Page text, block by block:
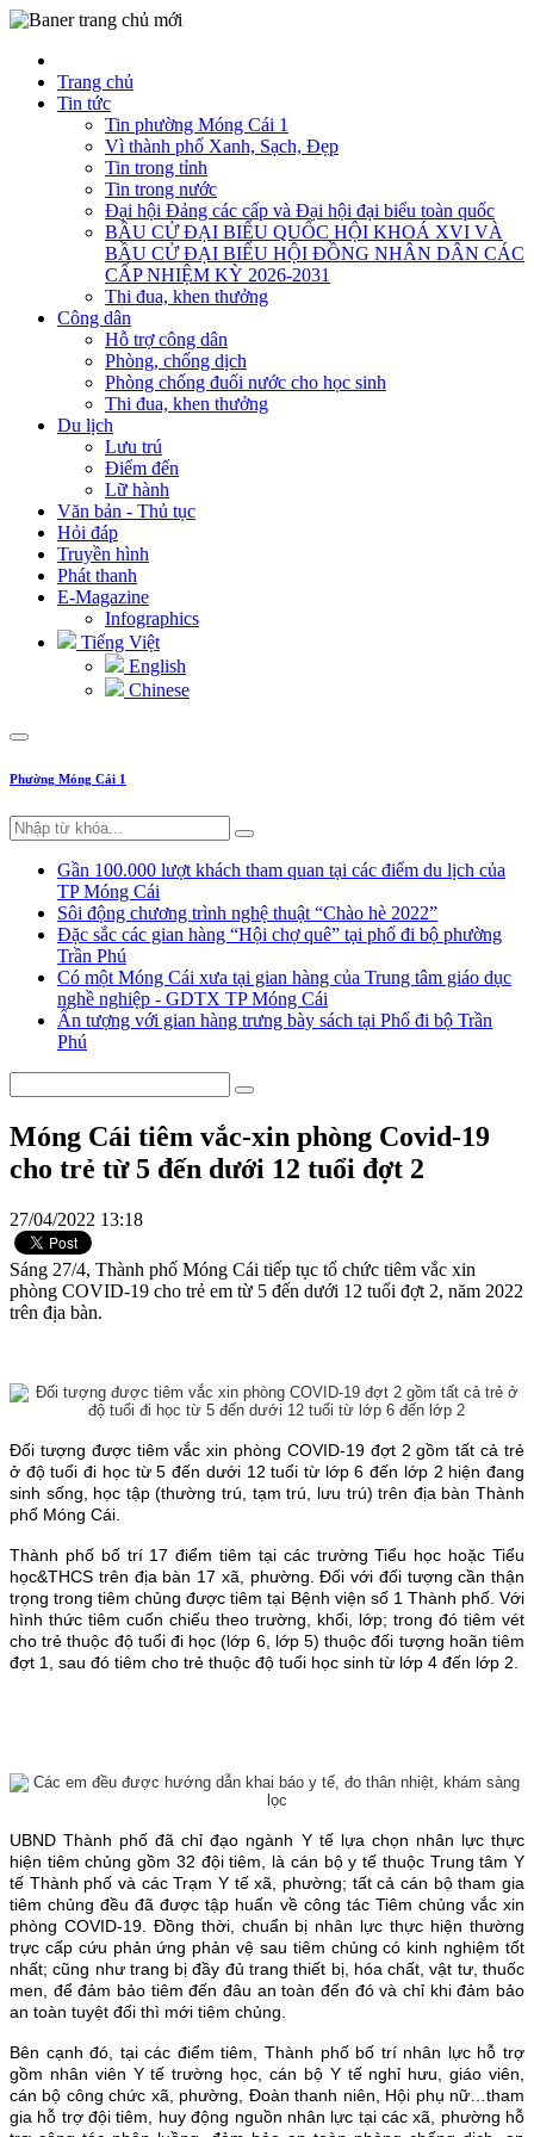
Trang chủ
Tin tức
Tin phường Móng Cái 1
Vì thành phố Xanh, Sạch, Đẹp
Tin trong tỉnh
Tin trong nước
Đại hội Đảng các cấp và Đại hội đại biểu toàn quốc
BẦU CỬ ĐẠI BIỂU QUỐC HỘI KHOÁ XVI VÀ
BẦU CỬ ĐẠI BIỂU HỘI ĐỒNG NHÂN DÂN CÁC
CẤP NHIỆM KỲ 2026-2031
Thi đua, khen thưởng
Công dân
Hỗ trợ công dân
Phòng, chống dịch
Phòng chống đuối nước cho học sinh
Thi đua, khen thưởng
Du lịch
Lưu trú
Điểm đến
Lữ hành
Văn bản - Thủ tục
Hỏi đáp
Truyền hình
Phát thanh
E-Magazine
Infographics
Tiếng Việt
English
Chinese
Phường Móng Cái 1
Gần 100.000 lượt khách tham quan tại các điểm du lịch của
TP Móng Cái
Sôi động chương trình nghệ thuật “Chào hè 2022”
Đặc sắc các gian hàng “Hội chợ quê” tại phố đi bộ phường
Trần Phú
Có một Móng Cái xưa tại gian hàng của Trung tâm giáo dục
nghề nghiệp - GDTX TP Móng Cái
Ấn tượng với gian hàng trưng bày sách tại Phố đi bộ Trần
Phú
Móng Cái tiêm vắc-xin phòng Covid-19
cho trẻ từ 5 đến dưới 12 tuổi đợt 2
27/04/2022 13:18
Sáng 27/4, Thành phố Móng Cái tiếp tục tổ chức tiêm vắc xin
phòng COVID-19 cho trẻ em từ 5 đến dưới 12 tuổi đợt 2, năm 2022
trên địa bàn.
Đối tượng được tiêm vắc xin phòng COVID-19 đợt 2 gồm tất cả trẻ
ở độ tuổi đi học từ 5 đến dưới 12 tuổi từ lớp 6 đến lớp 2 hiện đang
sinh sống, học tập (thường trú, tạm trú, lưu trú) trên địa bàn Thành
phố Móng Cái.
Thành phố bố trí 17 điểm tiêm tại các trường Tiểu học hoặc Tiểu
học&THCS trên địa bàn 17 xã, phường. Đối với đối tượng cần thận
trọng trong tiêm chủng được tiêm tại Bệnh viện số 1 Thành phố. Với
hình thức tiêm cuốn chiếu theo trường, khối, lớp; trong đó tiêm vét
cho trẻ thuộc độ tuổi đi học (lớp 6, lớp 5) thuộc đối tượng hoãn tiêm
đợt 1, sau đó tiêm cho trẻ thuộc độ tuổi học sinh từ lớp 4 đến lớp 2.
UBND Thành phố đã chỉ đạo ngành Y tế lựa chọn nhân lực thực
hiện tiêm chủng gồm 32 đội tiêm, là cán bộ y tế thuộc Trung tâm Y
tế Thành phố và các Trạm Y tế xã, phường; tất cả cán bộ tham gia
tiêm chủng đều đã được tập huấn về công tác Tiêm chủng vắc xin
phòng COVID-19. Đồng thời, chuẩn bị nhân lực thực hiện thường
trực cấp cứu phản ứng phản vệ sau tiêm chủng có kinh nghiệm tốt
nhất; cũng như trang bị đầy đủ trang thiết bị, hóa chất, vật tư, thuốc
men, để đảm bảo tiêm đến đâu an toàn đến đó và chỉ khi đảm bảo
an toàn tuyệt đối thì mới tiêm chủng.
Bên cạnh đó, tại các điểm tiêm, Thành phố bố trí nhân lực hỗ trợ
gồm nhân viên Y tế trường học, cán bộ Y tế nghỉ hưu, giáo viên,
cán bộ công chức xã, phường, Đoàn thanh niên, Hội phụ nữ…tham
gia hỗ trợ đội tiêm, huy động nguồn nhân lực tại các xã, phường hỗ